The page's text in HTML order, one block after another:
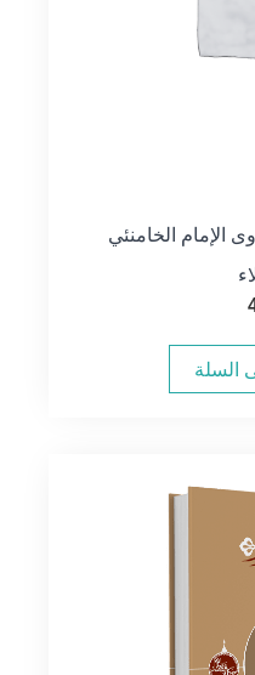
الإمام الخامنئي
السلة